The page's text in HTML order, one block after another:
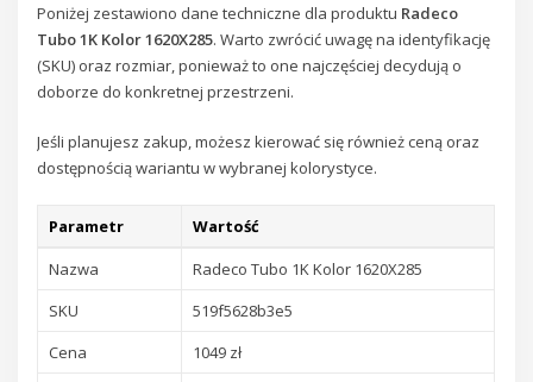
Poniżej zestawiono dane techniczne dla produktu Radeco
Tubo 1K Kolor 1620X285. Warto zwrócić uwagę na identyfikację
(SKU) oraz rozmiar, ponieważ to one najczęściej decydują o
doborze do konkretnej przestrzeni.
Jeśli planujesz zakup, możesz kierować się również ceną oraz
dostępnością wariantu w wybranej kolorystyce.
Parametr
Wartość
Nazwa
Radeco Tubo 1K Kolor 1620X285
SKU
519f5628b3e5
Cena
1049 zł